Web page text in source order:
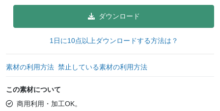
ダウンロード
1日に10点以上ダウンロードする方法は？
素材の利用方法 禁止している素材の利用方法
この素材について
商用利用・加工OK。